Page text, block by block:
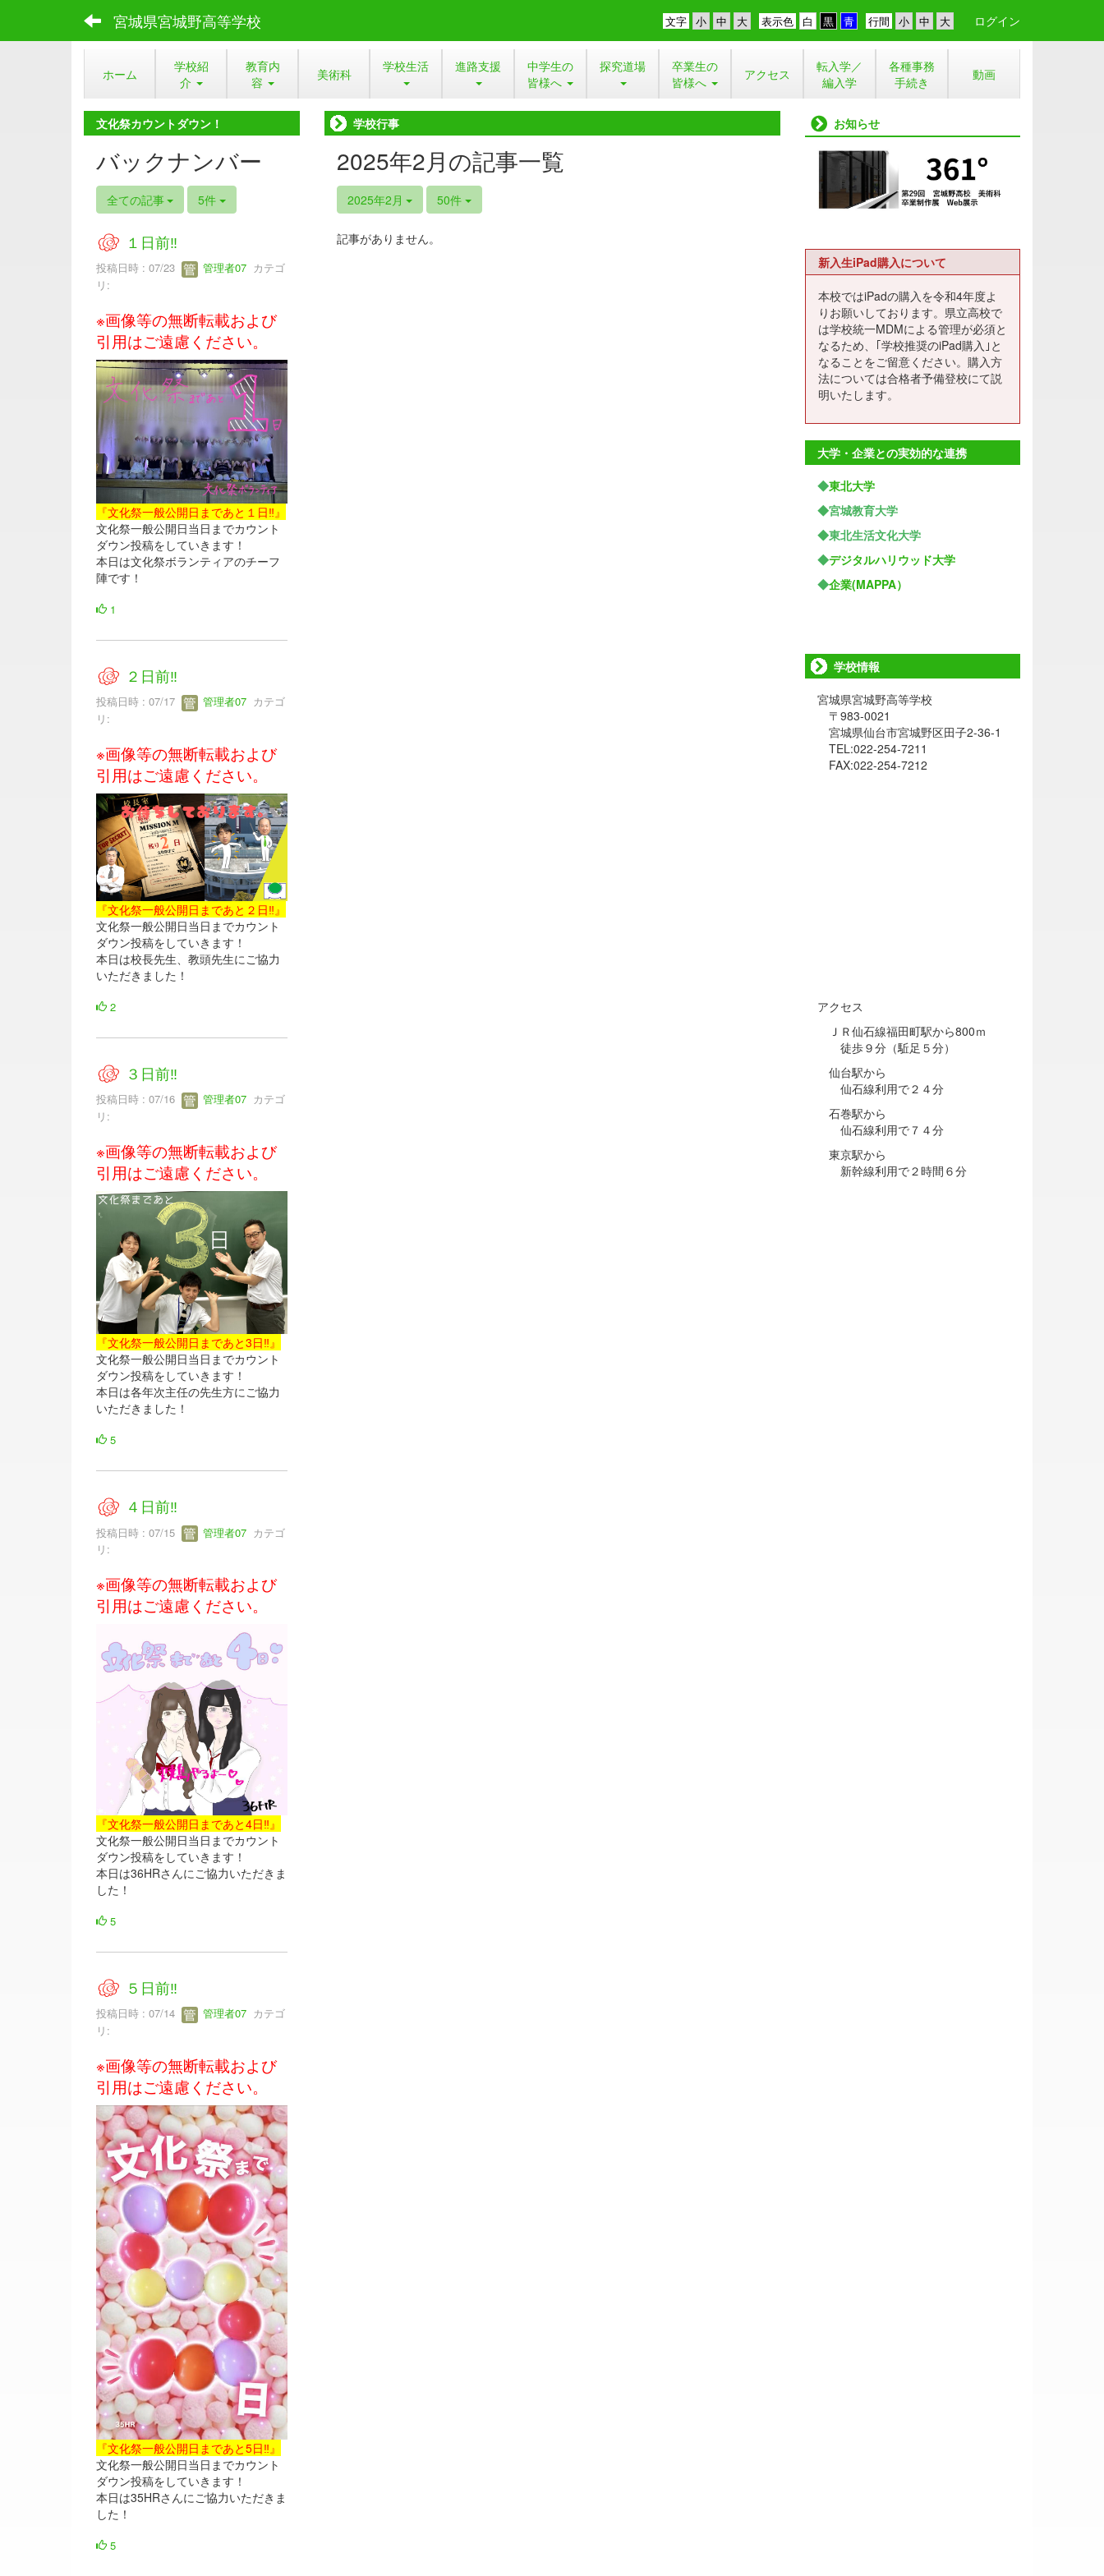
宮城県宮城野高等学校 行間
表示色
文字 ログイン
ホーム
学校紹
介
教育内
容
美術科 学校生活 進路支援
中学生の
皆様へ
探究道場
卒業生の
皆様へ
アクセス
転入学／
編入学
各種事務
手続き
動画
学校行事
2025年2月の記事一覧
2025年2月 50件
記事がありません。
文化祭カウントダウン！
バックナンバー
全ての記事 5件
１日前‼
投稿日時 : 07/23 管理者07 カテゴ
リ:
※画像等の無断転載および
引用はご遠慮ください。
『文化祭一般公開日まであと１日‼』
文化祭一般公開日当日までカウント
ダウン投稿をしていきます！
本日は文化祭ボランティアのチーフ
陣です！
1
２日前‼
投稿日時 : 07/17 管理者07 カテゴ
リ:
※画像等の無断転載および
引用はご遠慮ください。
『文化祭一般公開日まであと２日‼』
文化祭一般公開日当日までカウント
ダウン投稿をしていきます！
本日は校長先生、教頭先生にご協力
いただきました！
2
３日前‼
投稿日時 : 07/16 管理者07 カテゴ
リ:
※画像等の無断転載および
引用はご遠慮ください。
『文化祭一般公開日まであと3日‼』
文化祭一般公開日当日までカウント
ダウン投稿をしていきます！
本日は各年次主任の先生方にご協力
いただきました！
5
４日前‼
投稿日時 : 07/15 管理者07 カテゴ
リ:
※画像等の無断転載および
引用はご遠慮ください。
『文化祭一般公開日まであと4日‼』
文化祭一般公開日当日までカウント
ダウン投稿をしていきます！
本日は36HRさんにご協力いただきま
した！
5
５日前‼
投稿日時 : 07/14 管理者07 カテゴ
リ:
※画像等の無断転載および
引用はご遠慮ください。
『文化祭一般公開日まであと5日‼』
文化祭一般公開日当日までカウント
ダウン投稿をしていきます！
本日は35HRさんにご協力いただきま
した！
5
お知らせ
新入生iPad購入について
本校ではiPadの購入を令和4年度よ
りお願いしております。県立高校で
は学校統一MDMによる管理が必須と
なるため、｢学校推奨のiPad購入｣と
なることをご留意ください。購入方
法については合格者予備登校にて説
明いたします。
大学・企業との実効的な連携
◆東北大学
◆宮城教育大学
◆東北生活文化大学
◆デジタルハリウッド大学
◆企業(MAPPA）
学校情報
宮城県宮城野高等学校
〒983-0021
宮城県仙台市宮城野区田子2-36-1
TEL:022-254-7211
FAX:022-254-7212
アクセス
ＪＲ仙石線福田町駅から800ｍ
徒歩９分（駈足５分）
仙台駅から
仙石線利用で２４分
石巻駅から
仙石線利用で７４分
東京駅から
新幹線利用で２時間６分